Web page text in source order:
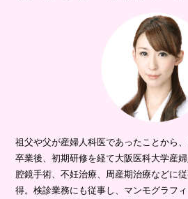
祖父や父が産婦人科医であったことから
卒業後、初期研修を経て大阪医科大学産
腔鏡手術、不妊治療、周産期治療などに
得。検診業務にも従事し、マンモグラフ